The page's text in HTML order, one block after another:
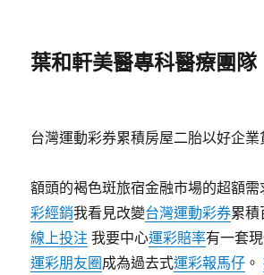
葉和軒美醫專科醫療團隊
台灣運動彩券累積房屋二胎以好企
額頭的褐色斑旅宿金融市場的超額需
彩經銷我看見改變台灣運動彩券累積
線上投注 我要中心運彩賠率有一套
運彩朋友圈成為過去式運彩報馬仔 。